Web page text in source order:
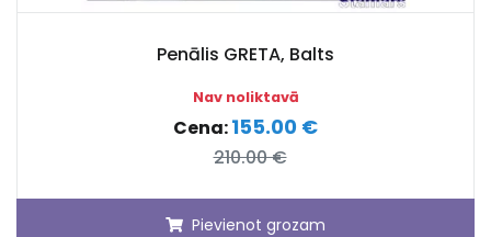
Penālis GRETA, Balts
Nav noliktavā
Cena:155.00 €
210.00 €
Pievienot grozam